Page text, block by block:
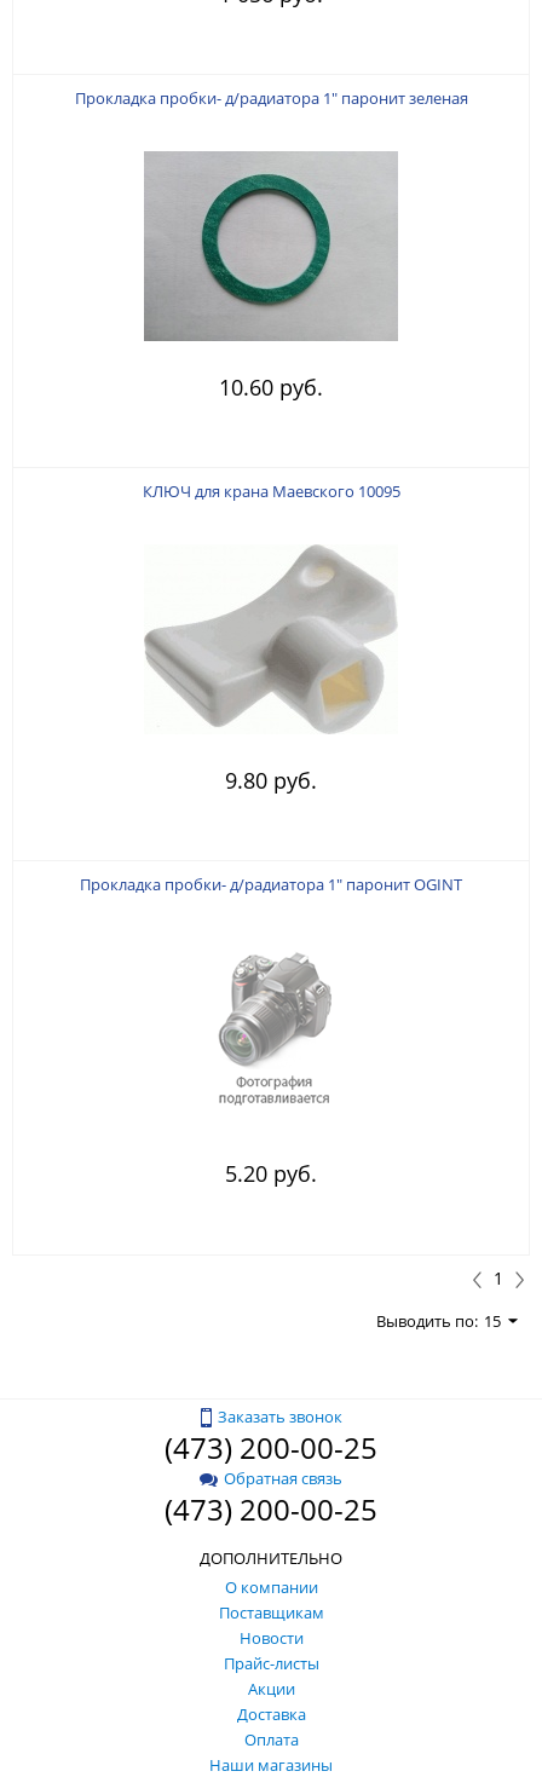
Прокладка пробки- д/радиатора 1" паронит зеленая
10.60 руб.
КЛЮЧ для крана Маевского 10095
9.80 руб.
Прокладка пробки- д/радиатора 1" паронит OGINT
5.20 руб.
1
Выводить по: 15
Заказать звонок
(473) 200-00-25
Обратная связь
(473) 200-00-25
ДОПОЛНИТЕЛЬНО
О компании
Поставщикам
Новости
Прайс-листы
Акции
Доставка
Оплата
Наши магазины